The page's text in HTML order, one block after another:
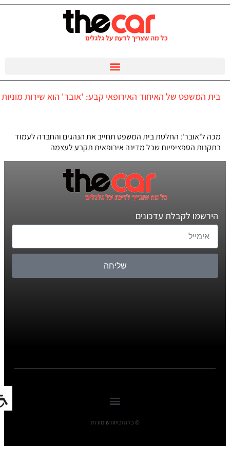
בית המשפט של האיחוד האירופאי קבע: 'אובר' הוא שירות מוניות
מכה ל'אובר': החלטת בית המשפט תחייב את הנהגים והחברה לעמוד
בתקנות הספציפיות שכל מדינה אירופאית תקבע לעצמה
הירשמו לקבלת עדכונים
שליחה
© כל הזכויות שומורות